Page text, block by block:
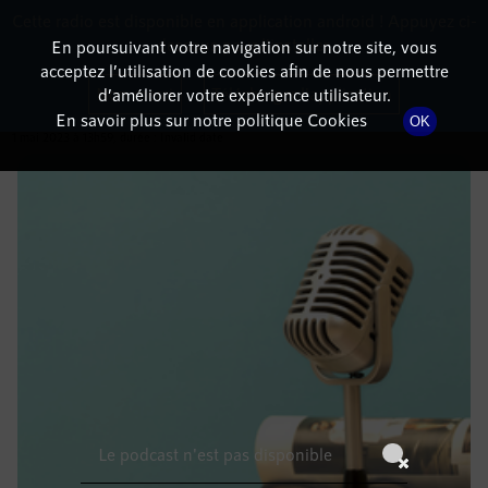
DÉTAILS DE L'ÉMISSION
En poursuivant votre navigation sur notre site, vous
acceptez l’utilisation de cookies afin de nous permettre
d’améliorer votre expérience utilisateur.
En savoir plus sur notre politique Cookies
OK
dessous pour l'installer.
Non merci Télécharger l'application
Le podcast n'est pas disponible